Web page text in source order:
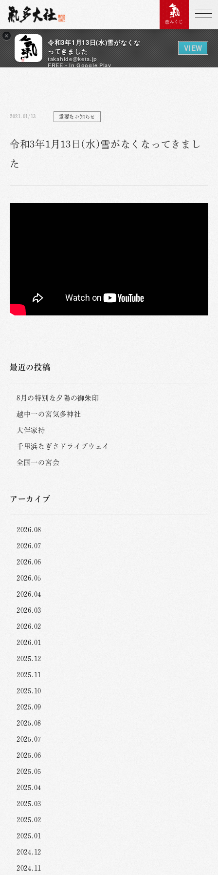
×
令和3年1月13日(水)雪がなくな
ってきました
takahide@keta.jp
FREE - In Google Play
VIEW
恋みくじ
2021.01/13 重要なお知らせ
令和3年1月13日(水)雪がなくなってきまし
た
最近の投稿
8月の特別な夕陽の御朱印
越中一の宮気多神社
大伴家持
千里浜なぎさドライブウェイ
全国一の宮会
アーカイブ
2026.08
2026.07
2026.06
2026.05
2026.04
2026.03
2026.02
2026.01
2025.12
2025.11
2025.10
2025.09
2025.08
2025.07
2025.06
2025.05
2025.04
2025.03
2025.02
2025.01
2024.12
2024.11